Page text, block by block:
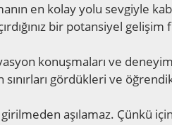
en kolay yolu sevgiyle
bir potansiyel gelişim
konuşmaları ve
sınırları gördükleri ve
aşılamaz. Çünkü